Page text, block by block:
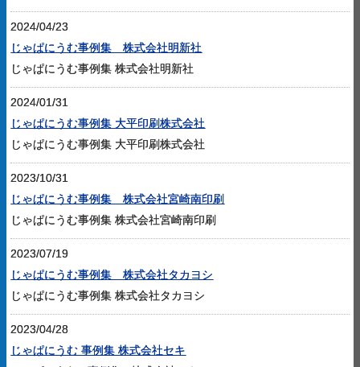
2024/04/23
じゃぱにうむ事例集 株式会社明新社
じゃぱにうむ事例集 株式会社明新社
2024/01/31
じゃぱにうむ事例集 大平印刷株式会社
じゃぱにうむ事例集 大平印刷株式会社
2023/10/31
じゃぱにうむ事例集 株式会社宮崎南印刷
じゃぱにうむ事例集 株式会社宮崎南印刷
2023/07/19
じゃぱにうむ事例集 株式会社タカヨシ
じゃぱにうむ事例集 株式会社タカヨシ
2023/04/28
じゃぱにうむ 事例集 株式会社セキ